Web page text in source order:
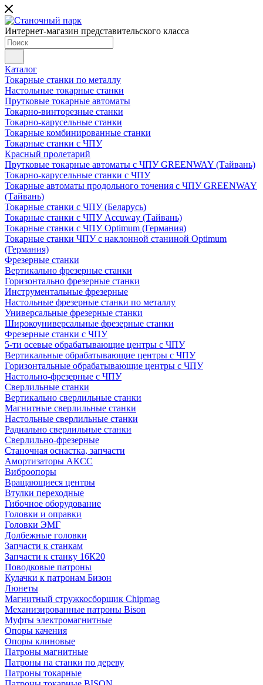
Интернет-магазин представительского класса
Каталог
Токарные станки по металлу
Настольные токарные станки
Прутковые токарные автоматы
Токарно-винторезные станки
Токарно-карусельные станки
Токарные комбинированные станки
Токарные станки с ЧПУ
Красный пролетарий
Прутковые токарные автоматы с ЧПУ GREENWAY (Тайвань)
Токарно-карусельные станки с ЧПУ
Токарные автоматы продольного точения с ЧПУ GREENWAY
(Тайвань)
Токарные станки с ЧПУ (Беларусь)
Токарные станки с ЧПУ Accuway (Тайвань)
Токарные станки с ЧПУ Optimum (Германия)
Токарные станки ЧПУ с наклонной станиной Optimum
(Германия)
Фрезерные станки
Вертикально фрезерные станки
Горизонтально фрезерные станки
Инструментальные фрезерные
Настольные фрезерные станки по металлу
Универсальные фрезерные станки
Широкоуниверсальные фрезерные станки
Фрезерные станки с ЧПУ
5-ти осевые обрабатывающие центры с ЧПУ
Вертикальные обрабатывающие центры с ЧПУ
Горизонтальные обрабатывающие центры с ЧПУ
Настольно-фрезерные с ЧПУ
Сверлильные станки
Вертикально сверлильные станки
Магнитные сверлильные станки
Настольные сверлильные станки
Радиально сверлильные станки
Сверлильно-фрезерные
Станочная оснастка, запчасти
Амортизаторы АКСС
Виброопоры
Вращающиеся центры
Втулки переходные
Гибочное оборудование
Головки и оправки
Головки ЭМГ
Долбежные головки
Запчасти к станкам
Запчасти к станку 16К20
Поводковые патроны
Кулачки к патронам Бизон
Люнеты
Магнитный стружкосборщик Chipmag
Механизированные патроны Bison
Муфты электромагнитные
Опоры качения
Опоры клиновые
Патроны магнитные
Патроны на станки по дереву
Патроны токарные